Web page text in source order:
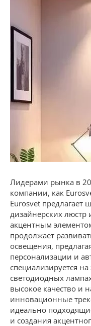
Лидерами рынка в
компании, как
Eurosvet предлагает
дизайнерских люстр
акцентным
продолжает
освещения,
персонализации и
специализируется
светодиодных
высокое качество и
инновационные
идеально
и создания